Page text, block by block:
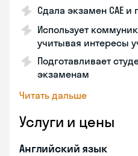
Сдала экзамен CAE и
Использует
учитывая интересы
Подготавливает
экзаменам
Читать дальше
Услуги и цены
Английский язык